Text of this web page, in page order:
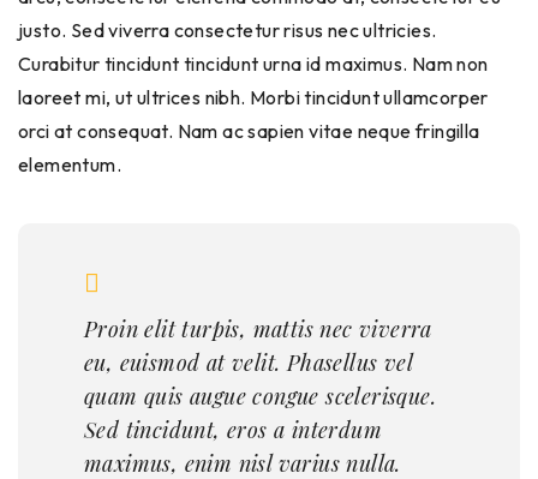
justo. Sed viverra consectetur risus nec ultricies.
Curabitur tincidunt tincidunt urna id maximus. Nam non
laoreet mi, ut ultrices nibh. Morbi tincidunt ullamcorper
orci at consequat. Nam ac sapien vitae neque fringilla
elementum.
Proin elit turpis, mattis nec viverra
eu, euismod at velit. Phasellus vel
quam quis augue congue scelerisque.
Sed tincidunt, eros a interdum
maximus, enim nisl varius nulla.